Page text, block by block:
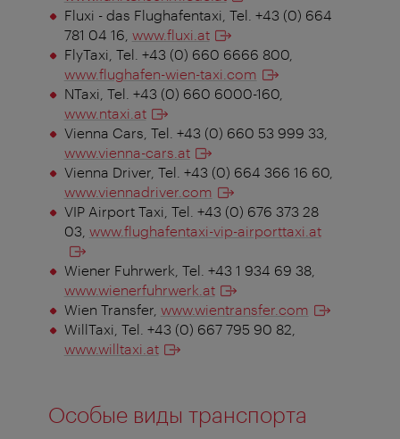
Fluxi - das Flughafentaxi, Tel. +43 (0) 664
781 04 16, www.fluxi.at
FlyTaxi, Tel. +43 (0) 660 6666 800,
www.flughafen-wien-taxi.com
NTaxi, Tel. +43 (0) 660 6000-160,
www.ntaxi.at
Vienna Cars, Tel. +43 (0) 660 53 999 33,
www.vienna-cars.at
Vienna Driver, Tel. +43 (0) 664 366 16 60,
www.viennadriver.com
VIP Airport Taxi, Tel. +43 (0) 676 373 28
03, www.flughafentaxi-vip-airporttaxi.at
Wiener Fuhrwerk, Tel. +43 1 934 69 38,
www.wienerfuhrwerk.at
Wien Transfer, www.wientransfer.com
WillTaxi, Tel. +43 (0) 667 795 90 82,
www.willtaxi.at
Особые виды транспорта